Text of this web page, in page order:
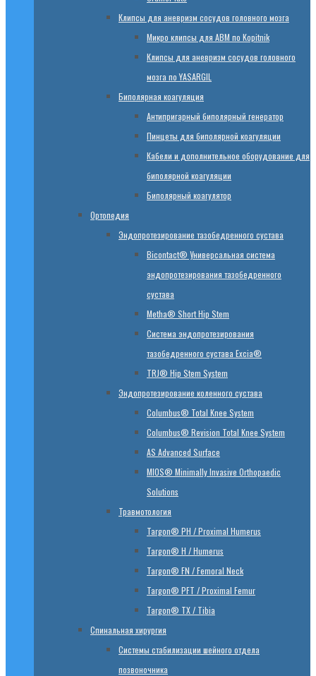
Клипсы для аневризм сосудов головного мозга
Микро клипсы для АВМ по Kopitnik
Клипсы для аневризм сосудов головного
мозга по YASARGIL
Биполярная коагуляция
Антипригарный биполярный генератор
Пинцеты для биполярной коагуляции
Кабели и дополнительное оборудование для
биполярной коагуляции
Биполярный коагулятор
Ортопедия
Эндопротезирование тазобедренного сустава
Bicontact® Универсальная система
эндопротезирования тазобедренного
сустава
Metha® Short Hip Stem
Система эндопротезирования
тазобедренного сустава Excia®
TRJ® Hip Stem System
Эндопротезирование коленного сустава
Columbus® Total Knee System
Columbus® Revision Total Knee System
AS Advanced Surface
MIOS® Minimally Invasive Orthopaedic
Solutions
Травмотология
Targon® PH / Proximal Humerus
Targon® H / Humerus
Targon® FN / Femoral Neck
Targon® PFT / Proximal Femur
Targon® TX / Tibia
Спинальная хирургия
Системы стабилизации шейного отдела
позвоночника